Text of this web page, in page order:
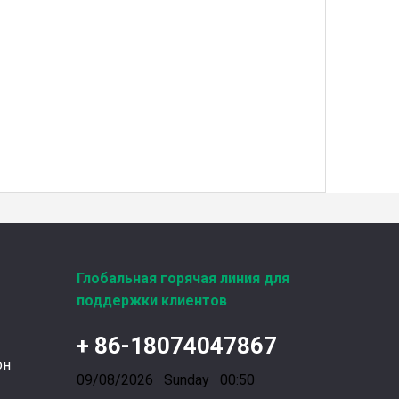
Фильтры UPF для газовых двигателей MWM
Глобальная горячая линия для
поддержки клиентов
+ 86-18074047867
09/08/2026 Sunday 00:50